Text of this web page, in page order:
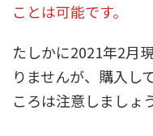
ことは可能です。
たしかに2021年2月
りませんが、購入し
ころは注意しましょう